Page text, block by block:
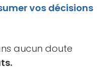
vos décisions
aucun doute